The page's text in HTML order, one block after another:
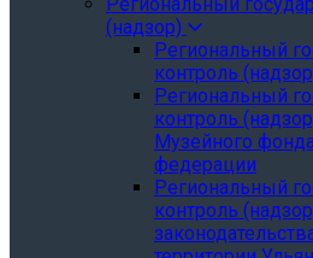
Региональный
(надзор)
Региональный
контроль
Региональный
контроль
Музейного
федерации
Региональный
контроль